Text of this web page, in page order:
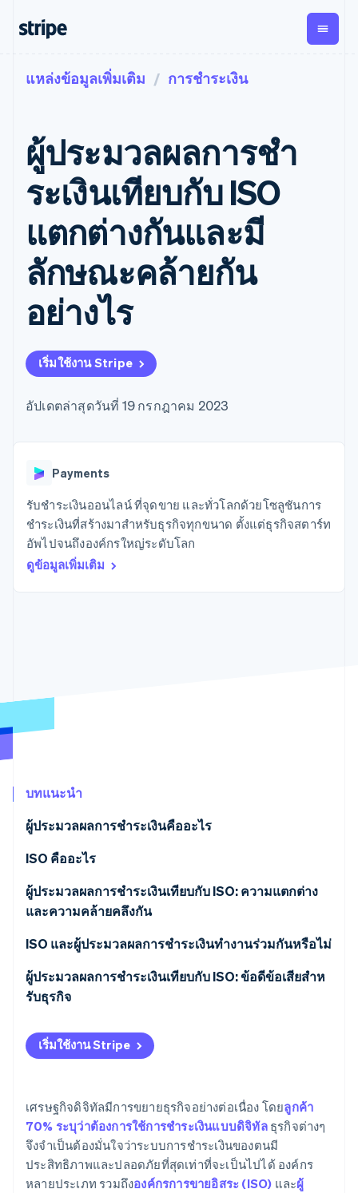
การชำระเงิน
การชำระเงิน
ออนไลน์
Payment links
การชำระเงิน
เขียนโค้ด
Checkout
UI การชำระ
เงินสำเร็จรูป
Elements
องค์ประกอบ UI
ที่ยืดหยุ่น
วิธีการชำระ
มากกว่า 125
รายการ
Authorization
ยกระดับการ
รวดเร็วขึ้น
รายรับ
แบบแผนล่วง
หน้า
Metronome
การเรียกเก็บ
ใช้งาน
การชำระเงิน
ตามรอบบิล
การจัดการ
การชำระเงิน
ตามรอบบิล
Invoicing
ขายและ VAT
อัตโนมัติ
Revenue
Data
Pipeline
การซิงค์
ข้อมูล
การ
Global
เบิกจ่าย
ให้กับ
บุคคลที่
สาม
การก่อตั้งบริษัทสตาร์ทอัพ
Stripe Sessions 2026
AI อย่างไร
รับชมเลย
ตามขั้น
ตามกรณีใช้งาน
การค้าแบบใช้เอเจนต์
อีคอมเมิร์ซ
บริการทางการเงินที่ผสาน
รวมในตัว
การทำงานอัตโนมัติด้าน
ธุรกิจทั่วโลก
การชำระเงินในแอป
การจัดการเงิน
แพลตฟอร์ม
แวดวงครีเอเตอร์
เกม
การบริการ การเดินทาง
และสันทนาการ
ประกันภัย
สื่อและความบันเทิง
บริการเฉพาะทาง
เอกสารประกอบ
ไลบรารีและ SDK
Stripe Apps
คู่มือ
รับการชำระเงินออนไลน์
ติดตั้งใช้งานการชำระเงิน
สำเร็จรูป
มาร์เก็ตเพลส
จัดการการชำระเงินตาม
เสนอการเรียกเก็บเงินตาม
การใช้งาน
รองรับอยู่
จัดเตรียมและจัดการ
การเชื่อมต่อการทำงาน
แอป
ตัวอย่างโค้ด
บล็อกของนักพัฒนา
เรียนรู้
คู่มือ
การสนับสนุน
รับการสนับสนุน
แพ็กเกจการสนับสนุนที่ได้
รับการจัดการ
บริการเฉพาะทาง
บริษัท
แผนงานผลิตภัณฑ์
การประชุมประจำปีแบบ
เซสชัน
การติดต่อ
ติดต่อฝ่ายขาย
แหล่งข้อมูลเพิ่มเติม การชำระเงิน
ผู้ประมวลผลการชํา
ระเงินเทียบกับ ISO
แตกต่างกันและมี
ลักษณะคล้ายกัน
อย่างไร
เริ่มใช้งาน Stripe
อัปเดตล่าสุดวันที่ 19 กรกฎาคม 2023
Payments
รับชำระเงินออนไลน์ ที่จุดขาย และทั่วโลกด้วยโซลูชันการ
ชำระเงินที่สร้างมาสำหรับธุรกิจทุกขนาด ตั้งแต่ธุรกิจสตาร์ท
อัพไปจนถึงองค์กรใหญ่ระดับโลก
ดูข้อมูลเพิ่มเติม
บทแนะนำ
ผู้ประมวลผลการชําระเงินคืออะไร
ISO คืออะไร
ผู้ประมวลผลการชําระเงินเทียบกับ ISO: ความแตกต่าง
และความคล้ายคลึงกัน
ความคล้ายคลึงกัน
ข้อแตกต่าง
ISO และผู้ประมวลผลการชําระเงินทํางานร่วมกันหรือไม่
ผู้ประมวลผลการชําระเงินเทียบกับ ISO: ข้อดีข้อเสียสําห
รับธุรกิจ
ISO
ผู้ประมวลผลการชําระเงิน
เริ่มใช้งาน Stripe
เศรษฐกิจดิจิทัลมีการขยายธุรกิจอย่างต่อเนื่อง โดยลูกค้า
70% ระบุว่าต้องการใช้การชําระเงินแบบดิจิทัลธุรกิจต่างๆ
จึงจําเป็นต้องมั่นใจว่าระบบการชําระเงินของตนมี
ประสิทธิภาพและปลอดภัยที่สุดเท่าที่จะเป็นไปได้ องค์กร
หลายประเภท รวมถึงองค์กรการขายอิสระ (ISO) และผู้